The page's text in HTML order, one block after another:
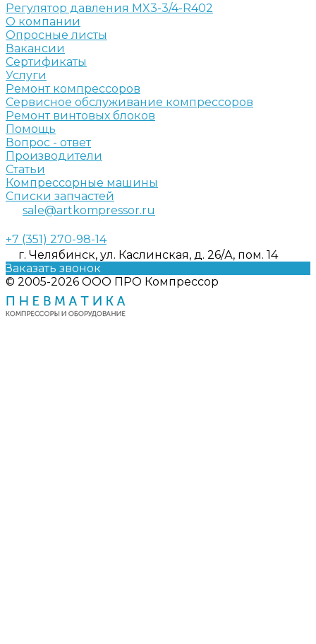
Регулятор давления MX3-3/4-R402
О компании
Опросные листы
Вакансии
Сертификаты
Услуги
Ремонт компрессоров
Сервисное обслуживание компрессоров
Ремонт винтовых блоков
Помощь
Вопрос - ответ
Производители
Статьи
Компрессорные машины
Списки запчастей
sale@artkompressor.ru
+7 (351) 270-98-14
г. Челябинск, ул. Каслинская, д. 26/А, пом. 14
Заказать звонок
© 2005-2026 ООО ПРО Компрессор